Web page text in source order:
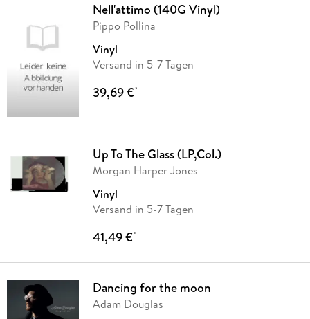
Nell'attimo (140G Vinyl)
Pippo Pollina
Vinyl
Versand in 5-7 Tagen
39,69 €*
Up To The Glass (LP,Col.)
Morgan Harper-Jones
Vinyl
Versand in 5-7 Tagen
41,49 €*
Dancing for the moon
Adam Douglas